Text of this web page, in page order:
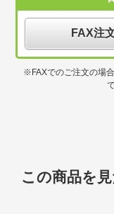
FAX注
※FAXでのご注文の場
この商品を